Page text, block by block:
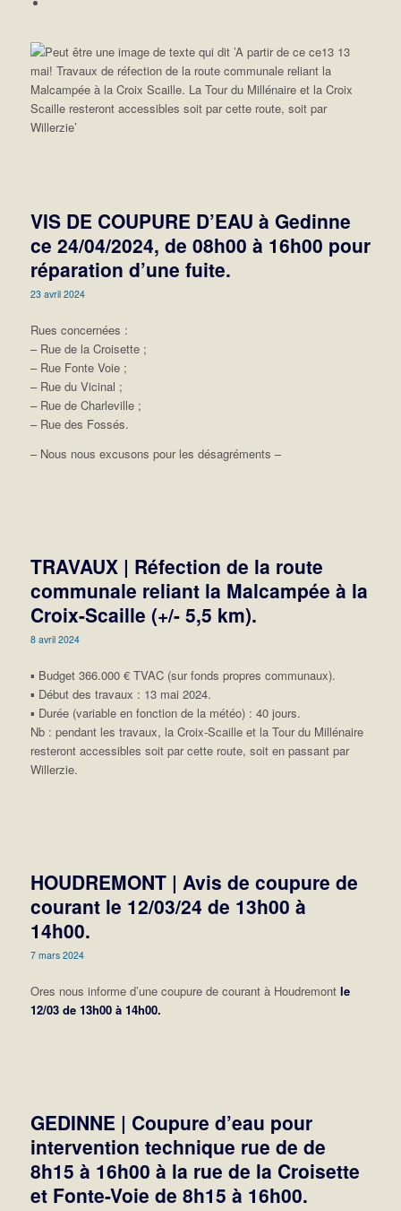
VIS DE COUPURE D’EAU à Gedinne
ce 24/04/2024, de 08h00 à 16h00 pour
réparation d’une fuite.
23 avril 2024
Rues concernées :
– Rue de la Croisette ;
– Rue Fonte Voie ;
– Rue du Vicinal ;
– Rue de Charleville ;
– Rue des Fossés.
– Nous nous excusons pour les désagréments –
TRAVAUX | Réfection de la route
communale reliant la Malcampée à la
Croix-Scaille (+/- 5,5 km).
8 avril 2024
▪️ Budget 366.000 € TVAC (sur fonds propres communaux).
▪️ Début des travaux : 13 mai 2024.
▪️ Durée (variable en fonction de la météo) : 40 jours.
Nb : pendant les travaux, la Croix-Scaille et la Tour du Millénaire
resteront accessibles soit par cette route, soit en passant par
Willerzie.
HOUDREMONT | Avis de coupure de
courant le 12/03/24 de 13h00 à
14h00.
7 mars 2024
Ores nous informe d’une coupure de courant à Houdremont le
12/03 de 13h00 à 14h00.
GEDINNE | Coupure d’eau pour
intervention technique rue de de
8h15 à 16h00 à la rue de la Croisette
et Fonte-Voie de 8h15 à 16h00.